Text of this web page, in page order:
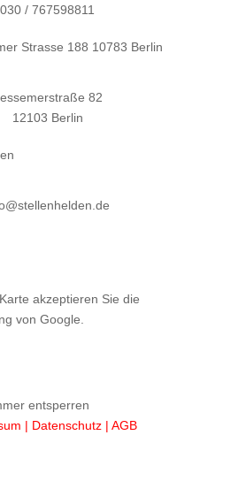
030 / 767598811
82
12103 Berlin
akzeptieren Sie die
von Google.
entsperren
| Datenschutz| AGB